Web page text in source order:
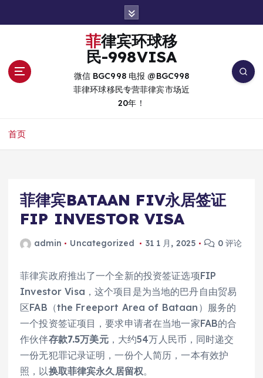
菲律宾环球移
民-998VISA
微信 BGC998 电报 @BGC998
菲律环球移民专营菲律宾市场近
20年！
首页
菲律宾BATAAN FIV永居签证
FIP INVESTOR VISA
admin Uncategorized 31 1 月, 2025 0 评论
菲律宾政府推出了一个全新的投资签证选项FIP
Investor Visa，这个项目是为当地的巴丹自由贸易
区FAB（the Freeport Area of Bataan）服务的
一个投资签证项目，要求申请者在当地一家FAB的合
作伙伴存款7.5万美元，大约54万人民币，同时递交
一份无犯罪记录证明，一份个人简历，一本有效护
照，以换取菲律宾永久居留权。